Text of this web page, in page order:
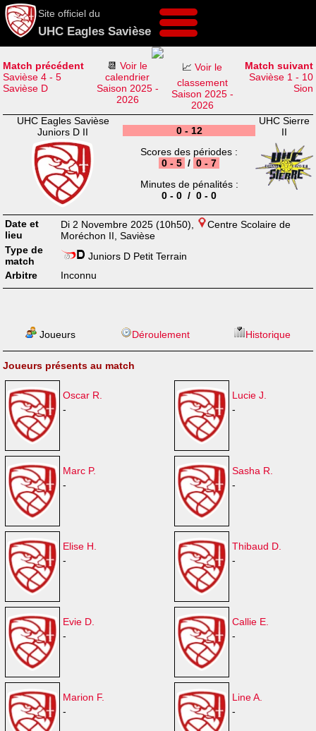
Site officiel du
UHC Eagles Savièse
Match précédent
Savièse 4 - 5
Savièse D
📆 Voir le
calendrier
Saison 2025 -
2026
📈Voir le
classement
Saison 2025 -
2026
Match suivant
Savièse 1 - 10
Sion
UHC Eagles Savièse
Juniors D II
0 - 12
Scores des périodes :
0 - 5 / 0 - 7
Minutes de pénalités :
0 - 0 / 0 - 0
UHC Sierre
II
Date et
lieu
Di 2 Novembre 2025 (10h50),
Centre Scolaire de
Moréchon II, Savièse
Type de
match
Juniors D Petit Terrain
Arbitre
Inconnu
Joueurs Déroulement Historique
Joueurs présents au match
Oscar R.
-
Lucie J.
-
Marc P.
-
Sasha R.
-
Elise H.
-
Thibaud D.
-
Evie D.
-
Callie E.
-
Marion F.
-
Line A.
-